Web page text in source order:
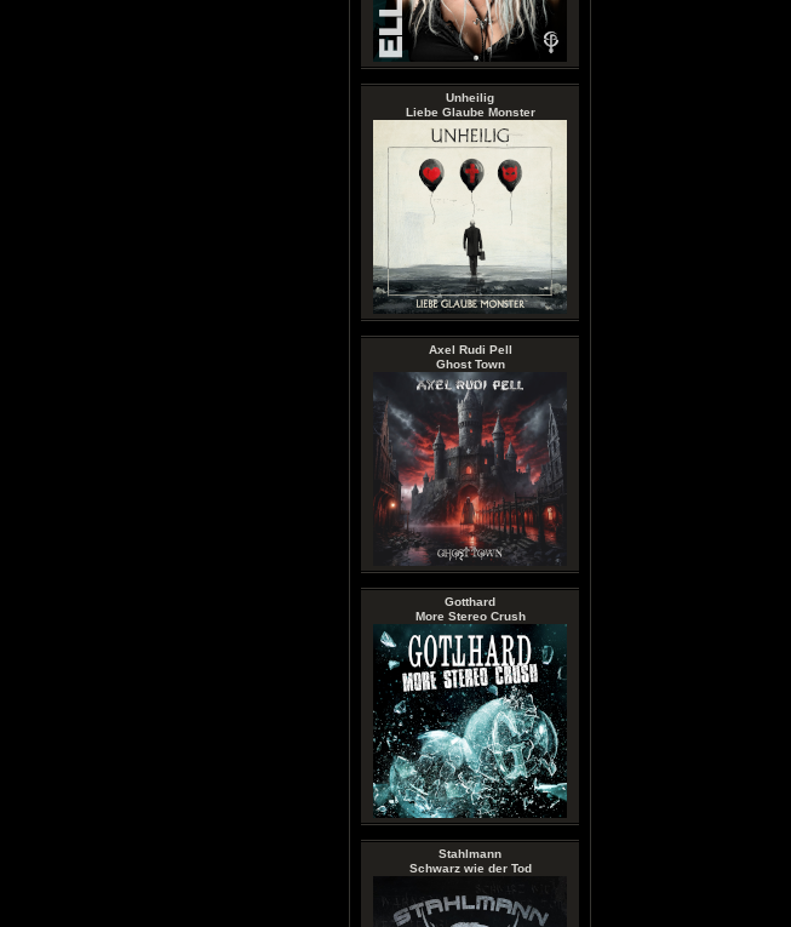
Unheilig
Liebe Glaube Monster
Axel Rudi Pell
Ghost Town
Gotthard
More Stereo Crush
Stahlmann
Schwarz wie der Tod